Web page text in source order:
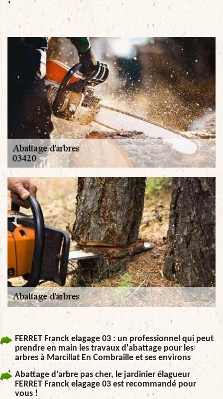
FERRET Franck elagage 03 : un professionnel qui peut
prendre en main les travaux d'abattage pour les
arbres à Marcillat En Combraille et ses environs
Abattage d’arbre pas cher, le jardinier élagueur
FERRET Franck elagage 03 est recommandé pour
vous !